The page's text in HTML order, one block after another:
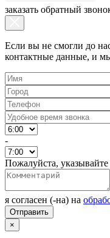
заказать обратный
Если вы не смогли до
контактные данные, и
-
Пожалуйста,
я согласен (-на) на
×